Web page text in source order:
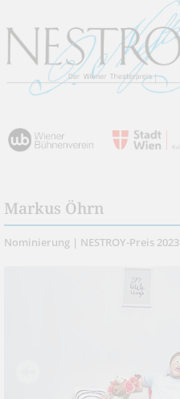
Markus Öhrn
Nominierung | NESTROY-Preis 2023